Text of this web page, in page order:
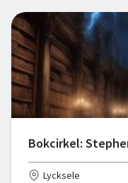
Bokcirkel:
Lycksele